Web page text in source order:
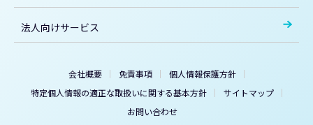
法人向けサービス
会社概要 免責事項
個人情報保護方針
特定個人情報の適正な取扱いに関する基本方針
サイトマップ
お問い合わせ